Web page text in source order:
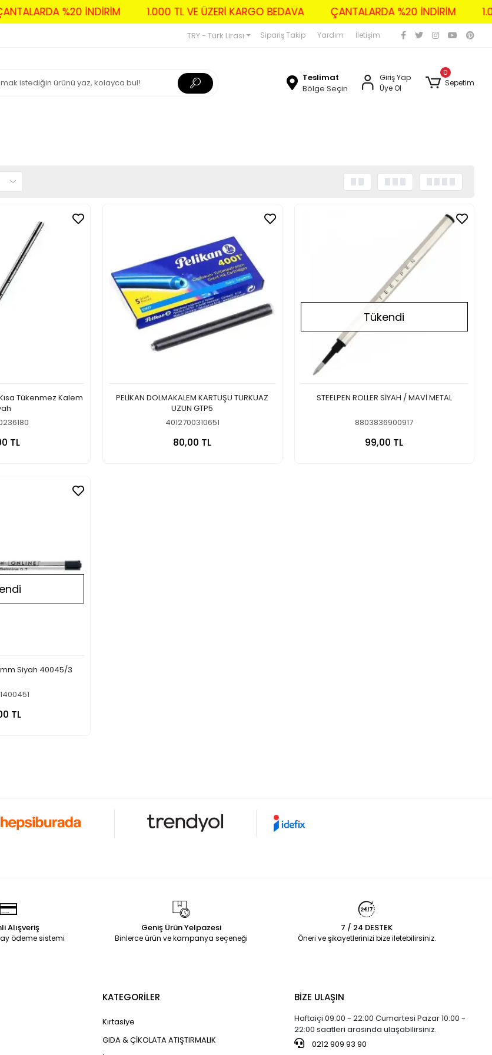
ÇANTALARDA %20 İNDİRİM 1.000 TL VE ÜZERİ KARGO BEDAVA ÇANTALARDA %20 İNDİRİM
TRY - Türk Lirası Sipariş Takip Yardım İletişim
Teslimat
Bölge Seçin
Giriş Yap
Üye Ol
0
Sepetim
Tükenmez Kalem
TL
PELİKAN DOLMAKALEM KARTUŞU TURKUAZ
UZUN GTP5
4012700310651
80,00 TL
Tükendi
STEELPEN ROLLER SİYAH / MAVİ METAL
8803836900917
99,00 TL
Siyah 40045/3
TL
Alışveriş
ödeme sistemi
Geniş Ürün Yelpazesi
Binlerce ürün ve kampanya seçeneği
7 / 24 DESTEK
Öneri ve şikayetlerinizi bize iletebilirsiniz.
KATEGORİLER
Kırtasiye
GIDA & ÇİKOLATA ATIŞTIRMALIK
BİZE ULAŞIN
Haftaiçi 09:00 - 22:00 Cumartesi Pazar 10:00 -
22:00 saatleri arasında ulaşabilirsiniz.
0212 909 93 90